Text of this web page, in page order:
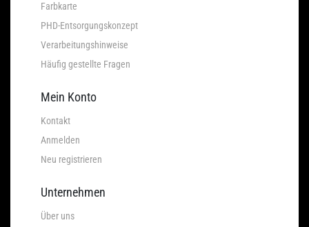
Farbkarte
PHD-Entsorgungskonzept
Verarbeitungshinweise
Häufig gestellte Fragen
Mein Konto
Kontakt
Anmelden
Neu registrieren
Unternehmen
Über uns